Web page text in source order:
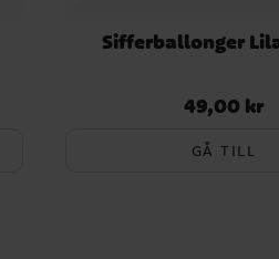
Sifferballonger
Pris:49,00 kr
49,00 kr
GÅ TILL